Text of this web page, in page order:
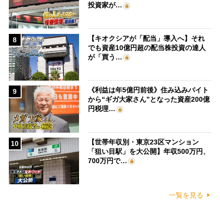
投資家が…
8
【キオクシアが「配当」導入へ】それ
でも資産10億円超の配当株投資の達人
が「買う…
9
《利益は年5億円前後》住み込みバイト
から“ギガ大家さん”となった資産200億
円税理…
10
【世帯年収別・東京23区マンション
「狙い目駅」を大公開】年収500万円、
700万円で…
一覧を見る